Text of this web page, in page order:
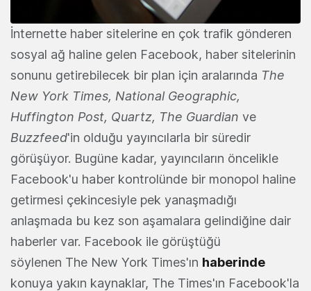
İnternette haber sitelerine en çok trafik gönderen
sosyal ağ haline gelen Facebook, haber sitelerinin
sonunu getirebilecek bir plan için aralarında The
New York Times, National Geographic,
Huffington Post, Quartz, The Guardian ve
Buzzfeed'in olduğu yayıncılarla bir süredir
görüşüyor. Bugüne kadar, yayıncıların öncelikle
Facebook'u haber kontrolünde bir monopol haline
getirmesi çekincesiyle pek yanaşmadığı
anlaşmada bu kez son aşamalara gelindiğine dair
haberler var. Facebook ile görüştüğü
söylenen The New York Times'ın haberinde
konuya yakın kaynaklar, The Times'ın Facebook'la